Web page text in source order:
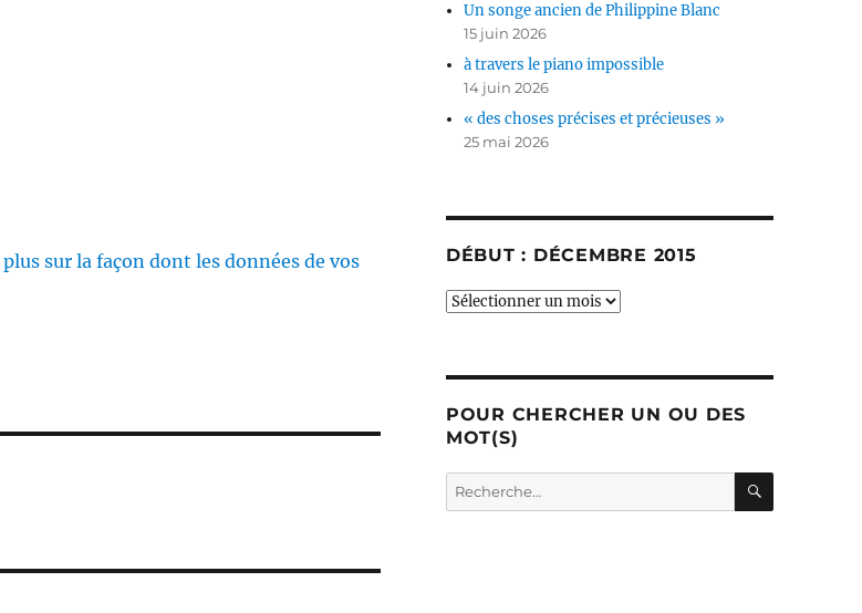
sur la façon dont les données de vos
Un songe ancien de Philippine Blanc
15 juin 2026
à travers le piano impossible
14 juin 2026
« des choses précises et précieuses »
25 mai 2026
DÉBUT : DÉCEMBRE 2015
début
POUR CHERCHER UN OU DES
MOT(S)
Recherche
pour :